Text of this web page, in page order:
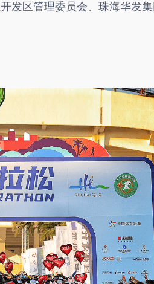
发区管理委员会、珠海华发